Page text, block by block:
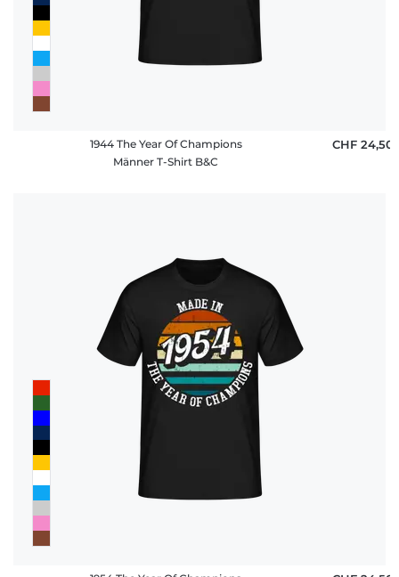
1944 The Year Of Champions
Männer T-Shirt B&C
CHF 24,50